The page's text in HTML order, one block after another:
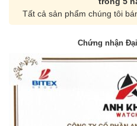
Tất cả sản phẩm chúng tôi
Chứng nhận